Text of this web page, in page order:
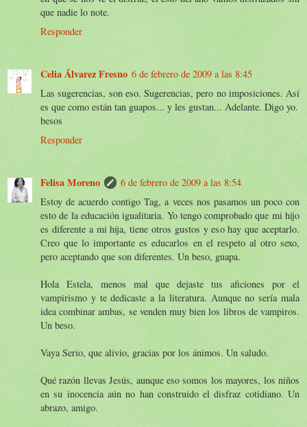
que nadie lo note.
Responder
Celia Álvarez Fresno 6 de febrero de 2009 a las 8:45
Las sugerencias, son eso. Sugerencias, pero no imposiciones. Así
es que como están tan guapos... y les gustan... Adelante. Digo yo.
besos
Responder
Felisa Moreno
6 de febrero de 2009 a las 8:54
Estoy de acuerdo contigo Tag, a veces nos pasamos un poco con
esto de la educación igualitaria. Yo tengo comprobado que mi hijo
es diferente a mi hija, tiene otros gustos y eso hay que aceptarlo.
Creo que lo importante es educarlos en el respeto al otro sexo,
pero aceptando que son diferentes. Un beso, guapa.
Hola Estela, menos mal que dejaste tus aficiones por el
vampirismo y te dedicaste a la literatura. Aunque no sería mala
idea combinar ambas, se venden muy bien los libros de vampiros.
Un beso.
Vaya Serio, que alivio, gracias por los ánimos. Un saludo.
Qué razón llevas Jesús, aunque eso somos los mayores, los niños
en su inocencia aún no han construido el disfraz cotidiano. Un
abrazo, amigo.